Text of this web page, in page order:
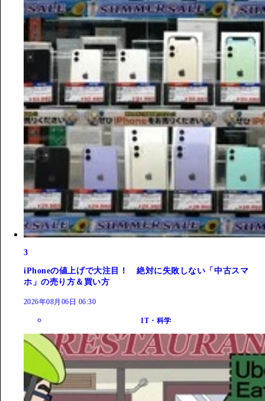
3
iPhoneの値上げで大注目！ 絶対に失敗しない「中古スマ
ホ」の売り方＆買い方
2026年08月06日 06:30
IT・科学